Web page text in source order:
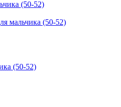
мальчика (50-52)
(50-52)